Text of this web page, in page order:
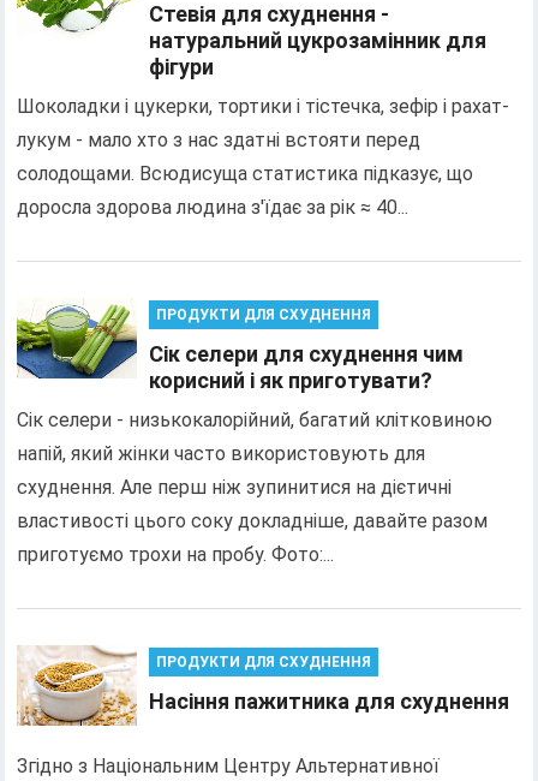
Стевія для схуднення -
натуральний цукрозамінник для
фігури
Шоколадки і цукерки, тортики і тістечка, зефір і рахат-
лукум - мало хто з нас здатні встояти перед
солодощами. Всюдисуща статистика підказує, що
доросла здорова людина з'їдає за рік ≈ 40...
ПРОДУКТИ ДЛЯ СХУДНЕННЯ
Сік селери для схуднення чим
корисний і як приготувати?
Сік селери - низькокалорійний, багатий клітковиною
напій, який жінки часто використовують для
схуднення. Але перш ніж зупинитися на дієтичні
властивості цього соку докладніше, давайте разом
приготуємо трохи на пробу. Фото:...
ПРОДУКТИ ДЛЯ СХУДНЕННЯ
Насіння пажитника для схуднення
Згідно з Національним Центру Альтернативної